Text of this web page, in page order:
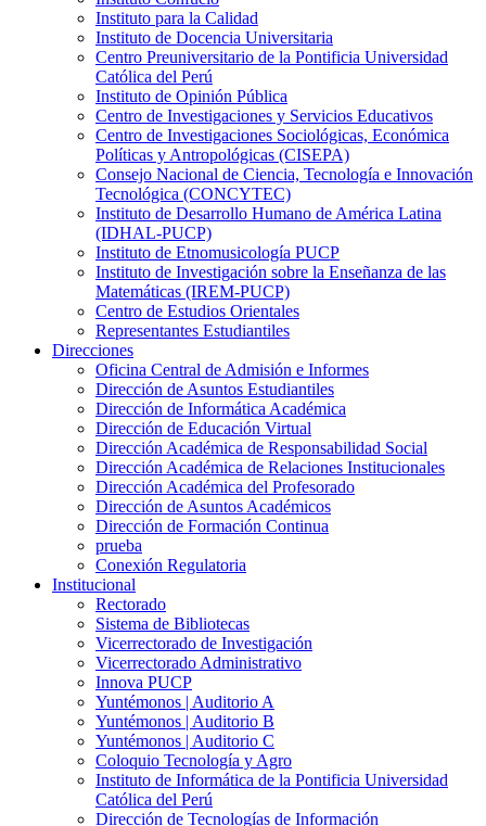
Instituto para la Calidad
Instituto de Docencia Universitaria
Centro Preuniversitario de la Pontificia Universidad
Católica del Perú
Instituto de Opinión Pública
Centro de Investigaciones y Servicios Educativos
Centro de Investigaciones Sociológicas, Económica
Políticas y Antropológicas (CISEPA)
Consejo Nacional de Ciencia, Tecnología e Innovación
Tecnológica (CONCYTEC)
Instituto de Desarrollo Humano de América Latina
(IDHAL-PUCP)
Instituto de Etnomusicología PUCP
Instituto de Investigación sobre la Enseñanza de las
Matemáticas (IREM-PUCP)
Centro de Estudios Orientales
Representantes Estudiantiles
Direcciones
Oficina Central de Admisión e Informes
Dirección de Asuntos Estudiantiles
Dirección de Informática Académica
Dirección de Educación Virtual
Dirección Académica de Responsabilidad Social
Dirección Académica de Relaciones Institucionales
Dirección Académica del Profesorado
Dirección de Asuntos Académicos
Dirección de Formación Continua
prueba
Conexión Regulatoria
Institucional
Rectorado
Sistema de Bibliotecas
Vicerrectorado de Investigación
Vicerrectorado Administrativo
Innova PUCP
Yuntémonos | Auditorio A
Yuntémonos | Auditorio B
Yuntémonos | Auditorio C
Coloquio Tecnología y Agro
Instituto de Informática de la Pontificia Universidad
Católica del Perú
Dirección de Tecnologías de Información